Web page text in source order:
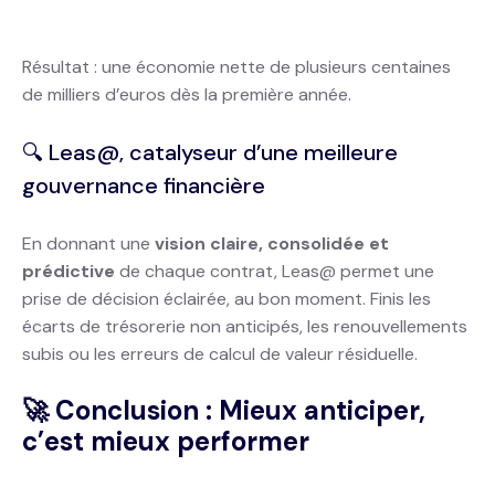
Résultat : une économie nette de plusieurs centaines
de milliers d’euros dès la première année.
🔍 Leas@, catalyseur d’une meilleure
gouvernance financière
En donnant une vision claire, consolidée et
prédictive de chaque contrat, Leas@ permet une
prise de décision éclairée, au bon moment. Finis les
écarts de trésorerie non anticipés, les renouvellements
subis ou les erreurs de calcul de valeur résiduelle.
🚀 Conclusion : Mieux anticiper,
c’est mieux performer